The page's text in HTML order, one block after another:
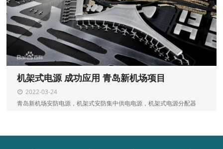
机架式电源 成功应用 青岛新机场项目
2022-03-24
青岛新机场安防电源，机架式安防集中供电电源，机架式电源分配器